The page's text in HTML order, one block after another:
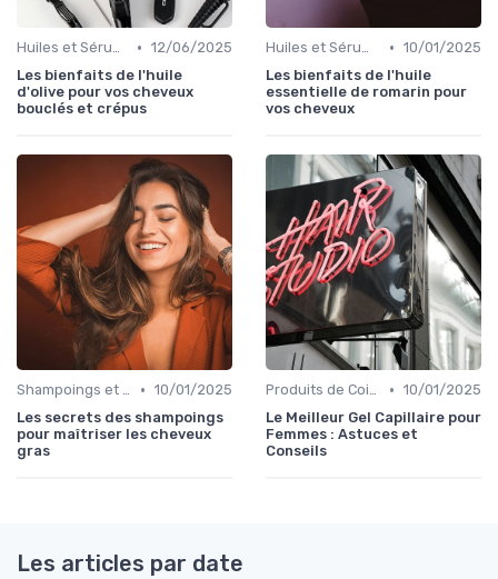
Huiles et Sérums • 12/06/2025
Les bienfaits de l'huile
d'olive pour vos cheveux
bouclés et crépus
Huiles et Sérums • 10/01/2025
Les bienfaits de l'huile
essentielle de romarin pour
vos cheveux
Shampoings et Après-Shampoings • 10/01/2025
Les secrets des shampoings
pour maîtriser les cheveux
gras
Produits de Coiffage • 10/01/2025
Le Meilleur Gel Capillaire pour
Femmes : Astuces et
Conseils
Les articles par date